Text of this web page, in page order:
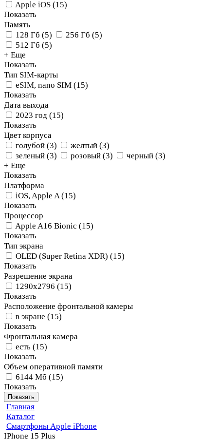
Apple iOS (15)
Показать
Память
128 Гб (5) 256 Гб (5)
512 Гб (5)
+ Еще
Показать
Тип SIM-карты
eSIM, nano SIM (15)
Показать
Дата выхода
2023 год (15)
Показать
Цвет корпуса
голубой (3) желтый (3)
зеленый (3) розовый (3) черный (3)
+ Еще
Показать
Платформа
iOS, Apple A(15)
Показать
Процессор
Apple A16 Bionic (15)
Показать
Тип экрана
OLED (Super Retina XDR) (15)
Показать
Разрешение экрана
1290x2796 (15)
Показать
Расположение фронтальной камеры
в экране (15)
Показать
Фронтальная камера
есть (15)
Показать
Объем оперативной памяти
6144 Мб (15)
Показать
Показать
Главная
Каталог
Смартфоны Apple iPhone
IPhone 15 Plus